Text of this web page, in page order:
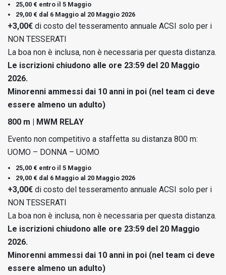
25,00 € entro il 5 Maggio
29,00 € dal 6 Maggio al 20 Maggio 2026
+3,00€ di costo del tesseramento annuale ACSI solo per i
NON TESSERATI
La boa non è inclusa, non è necessaria per questa distanza.
Le iscrizioni chiudono alle ore 23:59 del 20 Maggio
2026.
Minorenni ammessi dai 10 anni in poi (nel team ci deve
essere almeno un adulto)
800 m | MWM RELAY
Evento non competitivo a staffetta su distanza 800 m:
UOMO – DONNA – UOMO
25,00 € entro il 5 Maggio
29,00 € dal 6 Maggio al 20 Maggio 2026
+3,00€ di costo del tesseramento annuale ACSI solo per i
NON TESSERATI
La boa non è inclusa, non è necessaria per questa distanza.
Le iscrizioni chiudono alle ore 23:59 del 20 Maggio
2026.
Minorenni ammessi dai 10 anni in poi (nel team ci deve
essere almeno un adulto)